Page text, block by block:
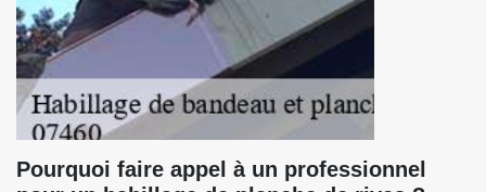
Pourquoi faire appel à un professionnel